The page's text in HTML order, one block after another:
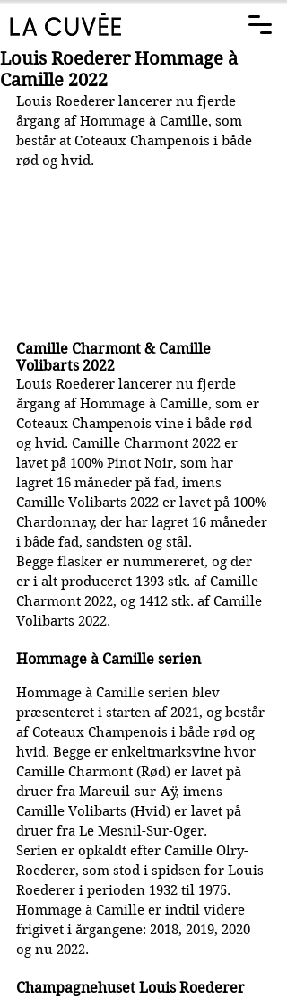
Louis Roederer Hommage à
Camille 2022
Louis Roederer lancerer nu fjerde
årgang af Hommage à Camille, som
består at Coteaux Champenois i både
rød og hvid.
Camille Charmont & Camille
Volibarts 2022
Louis Roederer lancerer nu fjerde
årgang af Hommage à Camille, som er
Coteaux Champenois vine i både rød
og hvid. Camille Charmont 2022 er
lavet på 100% Pinot Noir, som har
lagret 16 måneder på fad, imens
Camille Volibarts 2022 er lavet på 100%
Chardonnay, der har lagret 16 måneder
i både fad, sandsten og stål.
Begge flasker er nummereret, og der
er i alt produceret 1393 stk. af Camille
Charmont 2022, og 1412 stk. af Camille
Volibarts 2022.
Hommage à Camille serien
Hommage à Camille serien blev
præsenteret i starten af 2021, og består
af Coteaux Champenois i både rød og
hvid. Begge er enkeltmarksvine hvor
Camille Charmont (Rød) er lavet på
druer fra Mareuil-sur-Aÿ, imens
Camille Volibarts (Hvid) er lavet på
druer fra Le Mesnil-Sur-Oger.
Serien er opkaldt efter Camille Olry-
Roederer, som stod i spidsen for Louis
Roederer i perioden 1932 til 1975.
Hommage à Camille er indtil videre
frigivet i årgangene: 2018, 2019, 2020
og nu 2022.
Champagnehuset Louis Roederer